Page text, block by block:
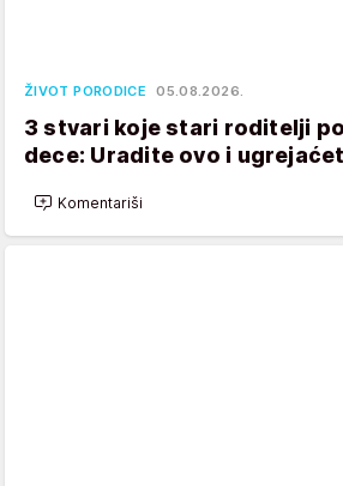
ŽIVOT PORODICE 05.08.2026.
3 stvari koje stari roditelji
dece: Uradite ovo i
Komentariši